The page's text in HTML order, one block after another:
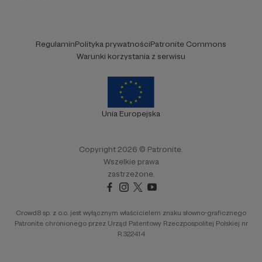
RegulaminPolityka prywatnościPatronite Commons
Warunki korzystania z serwisu
Unia Europejska
Copyright 2026 © Patronite.
Wszelkie prawa
zastrzeżone.
Crowd8 sp. z o.o. jest wyłącznym właścicielem znaku słowno-graficznego
Patronite chronionego przez Urząd Patentowy Rzeczpospolitej Polskiej nr
R.322414